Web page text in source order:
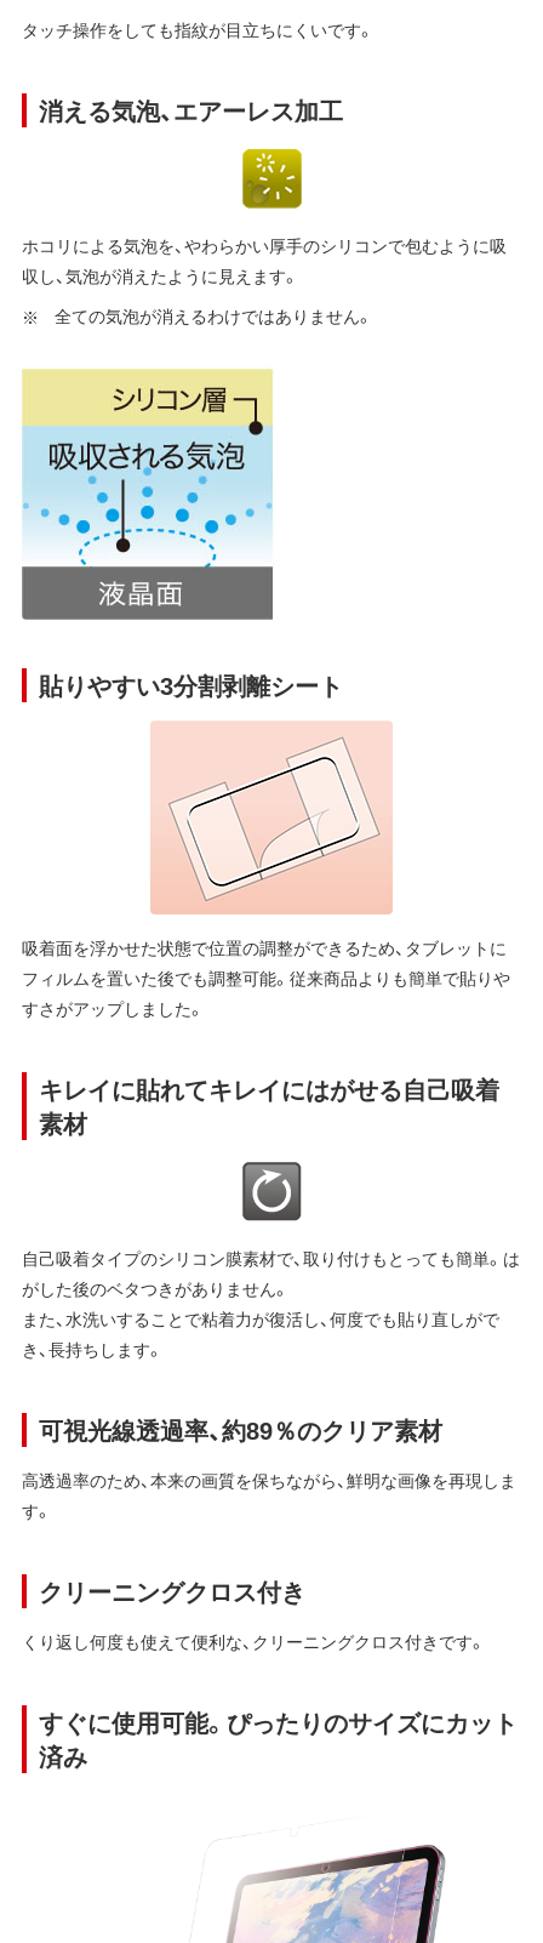
タッチ操作をしても指紋が目立ちにくいです。
消える気泡、エアーレス加工
ホコリによる気泡を、やわらかい厚手のシリコンで包むように吸
収し、気泡が消えたように見えます。
全ての気泡が消えるわけではありません。
貼りやすい3分割剥離シート
吸着面を浮かせた状態で位置の調整ができるため、タブレットに
フィルムを置いた後でも調整可能。従来商品よりも簡単で貼りや
すさがアップしました。
キレイに貼れてキレイにはがせる自己吸着
素材
自己吸着タイプのシリコン膜素材で、取り付けもとっても簡単。は
がした後のベタつきがありません。
また、水洗いすることで粘着力が復活し、何度でも貼り直しがで
き、長持ちします。
可視光線透過率、約89％のクリア素材
高透過率のため、本来の画質を保ちながら、鮮明な画像を再現しま
す。
クリーニングクロス付き
くり返し何度も使えて便利な、クリーニングクロス付きです。
すぐに使用可能。ぴったりのサイズにカット
済み